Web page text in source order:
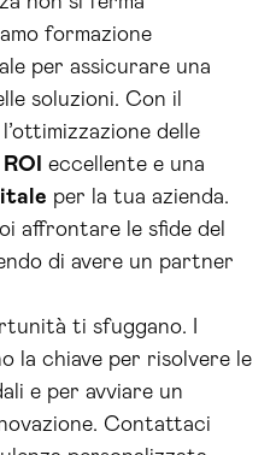
formazione
per assicurare una
soluzioni. Con il
delle
ROI
eccellente e una
per la tua azienda.
affrontare le sfide del
di avere un partner
ti sfuggano. I
la chiave per risolvere le
e per avviare un
Contattaci